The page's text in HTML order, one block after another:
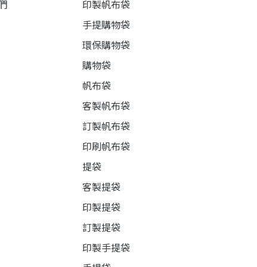
印製帆布袋
手提購物袋
環保購物袋
購物袋
帆布袋
客製帆布袋
訂製帆布袋
印刷帆布袋
提袋
客製提袋
印製提袋
訂製提袋
印製手提袋